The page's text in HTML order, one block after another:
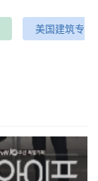
美国建筑专